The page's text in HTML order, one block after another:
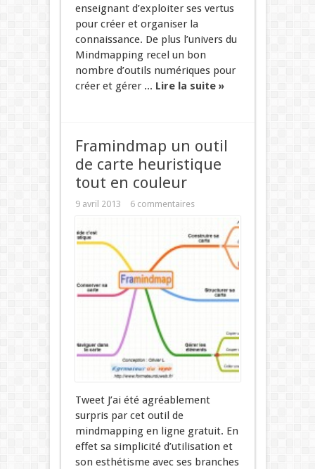
enseignant d’exploiter ses vertus
pour créer et organiser la
connaissance. De plus l’univers du
Mindmapping recel un bon
nombre d’outils numériques pour
créer et gérer ... Lire la suite »
Framindmap un outil
de carte heuristique
tout en couleur
9 avril 2013 6 commentaires
Tweet J’ai été agréablement
surpris par cet outil de
mindmapping en ligne gratuit. En
effet sa simplicité d’utilisation et
son esthétisme avec ses branches